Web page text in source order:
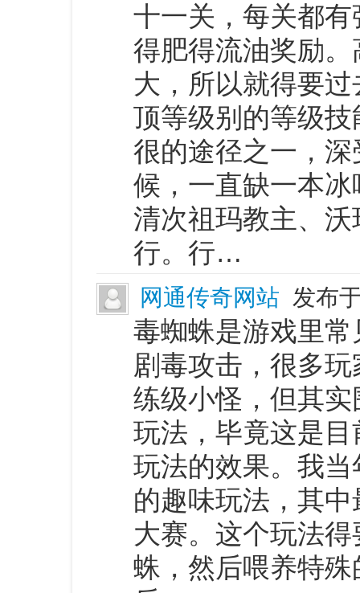
十一关，每关都
得肥得流油奖励
大，所以就得要
顶等级别的等级
很的途径之一，
候，一直缺一本
清次祖玛教主、
行。行…
网通传奇网站 发布
毒蜘蛛是游戏里
剧毒攻击，很多
练级小怪，但其
玩法，毕竟这是
玩法的效果。我
的趣味玩法，其
大赛。这个玩法
蛛，然后喂养特